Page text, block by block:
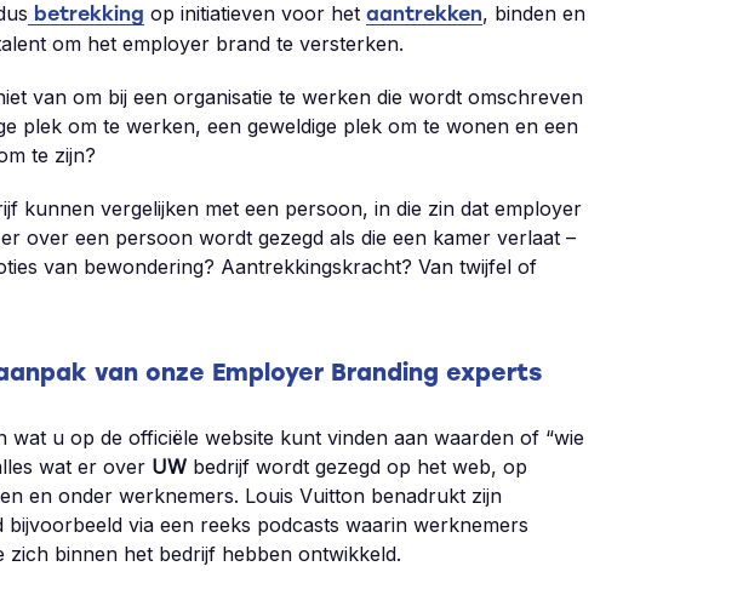
betrekking op initiatieven voor het aantrekken, binden en
om het employer brand te versterken.
van om bij een organisatie te werken die wordt omschreven
plek om te werken, een geweldige plek om te wonen en een
te zijn?
kunnen vergelijken met een persoon, in die zin dat employer
over een persoon wordt gezegd als die een kamer verlaat –
van bewondering? Aantrekkingskracht? Van twijfel of
van onze Employer Branding experts
wat u op de officiële website kunt vinden aan waarden of “wie
wat er over UWbedrijf wordt gezegd op het web, op
en onder werknemers. Louis Vuitton benadrukt zijn
via een reeks podcasts waarin werknemers
zich binnen het bedrijf hebben ontwikkeld.